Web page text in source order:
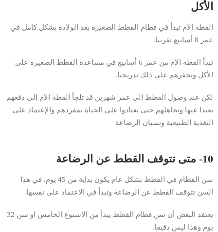
الأكل
القطة الأم تبدأ في فطام القطط الصغيرة بعد الولادة بشكل كامل في
عمر 8 أسابيع تقريبا.
تبدأ القطة الأم من عمر 6 أسابيع في مساعدة القطط الصغيرة على
الأكل وتحفزهم على ذلك تدريجيا.
لكن عند وصول القطط إلى عمر شهرين قد تلجأ القطة الأم إلى دفعهم
بعيدا عنها وتجاهلهم حتى يعتادوا على الحياة بمفردهم والإعتماد على
التغذية الطبيعية ونسيان الرضاعة
10- متى تتوقف القطط عن الرضاعة
سن الفطام في القطط بشكل عام يكون بداية من 45 يوم. في هذا
السن تتوقف القطط عن الرضاعة وتبدأ في الاعتماد على نفسها.
يعتقد البعض أن سن فطام القطط يبدأ من الاسبوع الخامس او سن 32
يوم وهذا ليس دقيقا.